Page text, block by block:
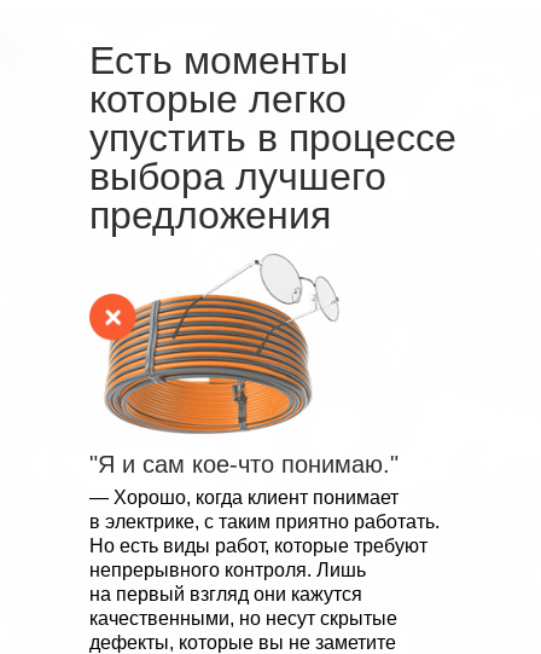
Есть моменты
которые легко
упустить в процессе
выбора лучшего
предложения
— Хорошо, когда клиент понимает
в электрике, с таким приятно работать.
Но есть виды работ, которые требуют
непрерывного контроля. Лишь
на первый взгляд они кажутся
качественными, но несут скрытые
дефекты, которые вы не заметите
"Я и сам кое-что понимаю."